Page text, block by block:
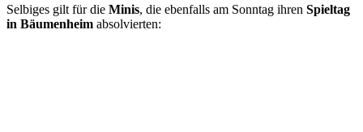
Selbiges gilt für die Minis, die ebenfalls am Sonntag ihren Spieltag
in Bäumenheim absolvierten: